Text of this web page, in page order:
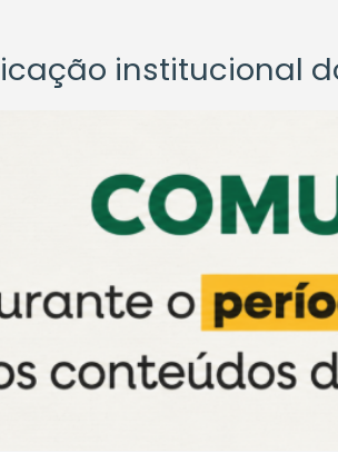
institucional